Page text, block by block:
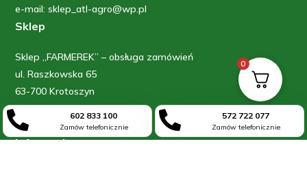
e-mail: sklep_atl-agro@wp.pl
Sklep
Sklep „FARMEREK” – obsługa zamówień
ul. Raszkowska 65
63-700 Krotoszyn
kom: 602 833 100
kom: 572 722 077
Informacje
 602 833 100
Zamów telefonicznie  572 722 077
Zamów telefonicznie
0